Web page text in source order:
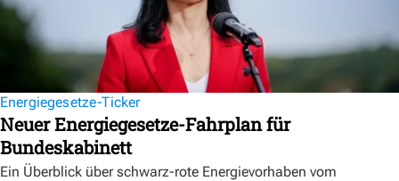
Energiegesetze-Ticker
Neuer Energiegesetze-Fahrplan für
Bundeskabinett
Ein Überblick über schwarz-rote Energievorhaben vom